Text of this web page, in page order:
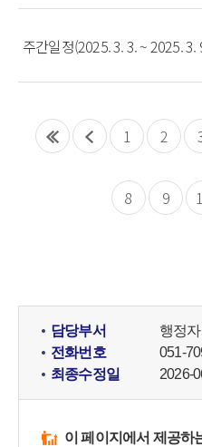
주간일정(2025. 3. 3. ~ 2025. 3.
1 2
8 9
담당부서
행정
전화번호
051-
최종수정일
2026-
이 페이지에서 제공하